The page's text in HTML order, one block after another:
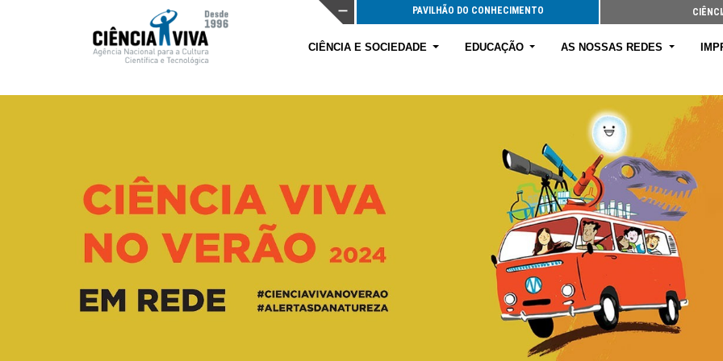
PAVILHÃO DO CONHECIMENTO
CIÊNCIA E SOCIEDADE EDUCAÇÃO AS NOSSAS REDES